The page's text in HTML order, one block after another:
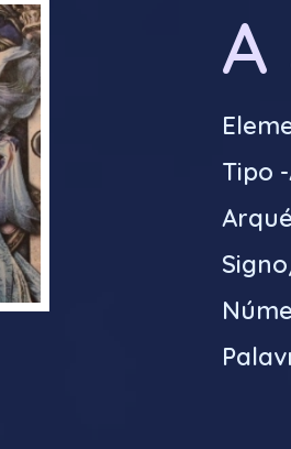
Tipo